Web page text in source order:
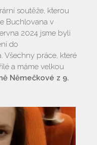
soutěže, kterou
Buchlovana v
2024 jsme byli
do
Všechny práce, které
a máme velkou
Němečkové z 9.